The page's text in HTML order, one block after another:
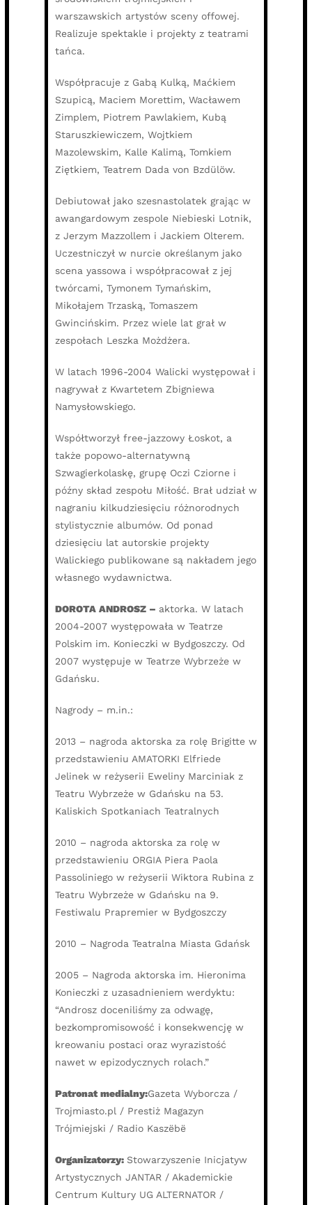
warszawskich artystów sceny offowej.
Realizuje spektakle i projekty z teatrami
tańca.
Współpracuje z Gabą Kulką, Maćkiem
Szupicą, Maciem Morettim, Wacławem
Zimplem, Piotrem Pawlakiem, Kubą
Staruszkiewiczem, Wojtkiem
Mazolewskim, Kalle Kalimą, Tomkiem
Ziętkiem, Teatrem Dada von Bzdülöw.
Debiutował jako szesnastolatek grając w
awangardowym zespole Niebieski Lotnik,
z Jerzym Mazzollem i Jackiem Olterem.
Uczestniczył w nurcie określanym jako
scena yassowa i współpracował z jej
twórcami, Tymonem Tymańskim,
Mikołajem Trzaską, Tomaszem
Gwincińskim. Przez wiele lat grał w
zespołach Leszka Możdżera.
W latach 1996-2004 Walicki występował i
nagrywał z Kwartetem Zbigniewa
Namysłowskiego.
Współtworzył free-jazzowy Łoskot, a
także popowo-alternatywną
Szwagierkolaskę, grupę Oczi Cziorne i
późny skład zespołu Miłość. Brał udział w
nagraniu kilkudziesięciu różnorodnych
stylistycznie albumów. Od ponad
dziesięciu lat autorskie projekty
Walickiego publikowane są nakładem jego
własnego wydawnictwa.
DOROTA ANDROSZ – aktorka. W latach
2004-2007 występowała w Teatrze
Polskim im. Konieczki w Bydgoszczy. Od
2007 występuje w Teatrze Wybrzeże w
Gdańsku.
Nagrody – m.in.:
2013 – nagroda aktorska za rolę Brigitte w
przedstawieniu AMATORKI Elfriede
Jelinek w reżyserii Eweliny Marciniak z
Teatru Wybrzeże w Gdańsku na 53.
Kaliskich Spotkaniach Teatralnych
2010 – nagroda aktorska za rolę w
przedstawieniu ORGIA Piera Paola
Passoliniego w reżyserii Wiktora Rubina z
Teatru Wybrzeże w Gdańsku na 9.
Festiwalu Prapremier w Bydgoszczy
2010 – Nagroda Teatralna Miasta Gdańsk
2005 – Nagroda aktorska im. Hieronima
Konieczki z uzasadnieniem werdyktu:
“Androsz doceniliśmy za odwagę,
bezkompromisowość i konsekwencję w
kreowaniu postaci oraz wyrazistość
nawet w epizodycznych rolach.”
Patronat medialny:Gazeta Wyborcza /
Trojmiasto.pl / Prestiż Magazyn
Trójmiejski / Radio Kaszëbë
Organizatorzy: Stowarzyszenie Inicjatyw
Artystycznych JANTAR / Akademickie
Centrum Kultury UG ALTERNATOR /